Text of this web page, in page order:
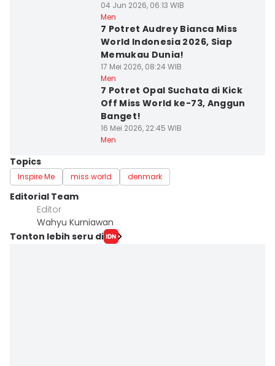
04 Jun 2026, 06:13 WIB
Men
7 Potret Audrey Bianca Miss
World Indonesia 2026, Siap
Memukau Dunia!
17 Mei 2026, 08:24 WIB
Men
7 Potret Opal Suchata di Kick
Off Miss World ke-73, Anggun
Banget!
16 Mei 2026, 22:45 WIB
Men
Topics
Inspire Me miss world denmark
Editorial Team
Editor
Wahyu Kurniawan
Tonton lebih seru di